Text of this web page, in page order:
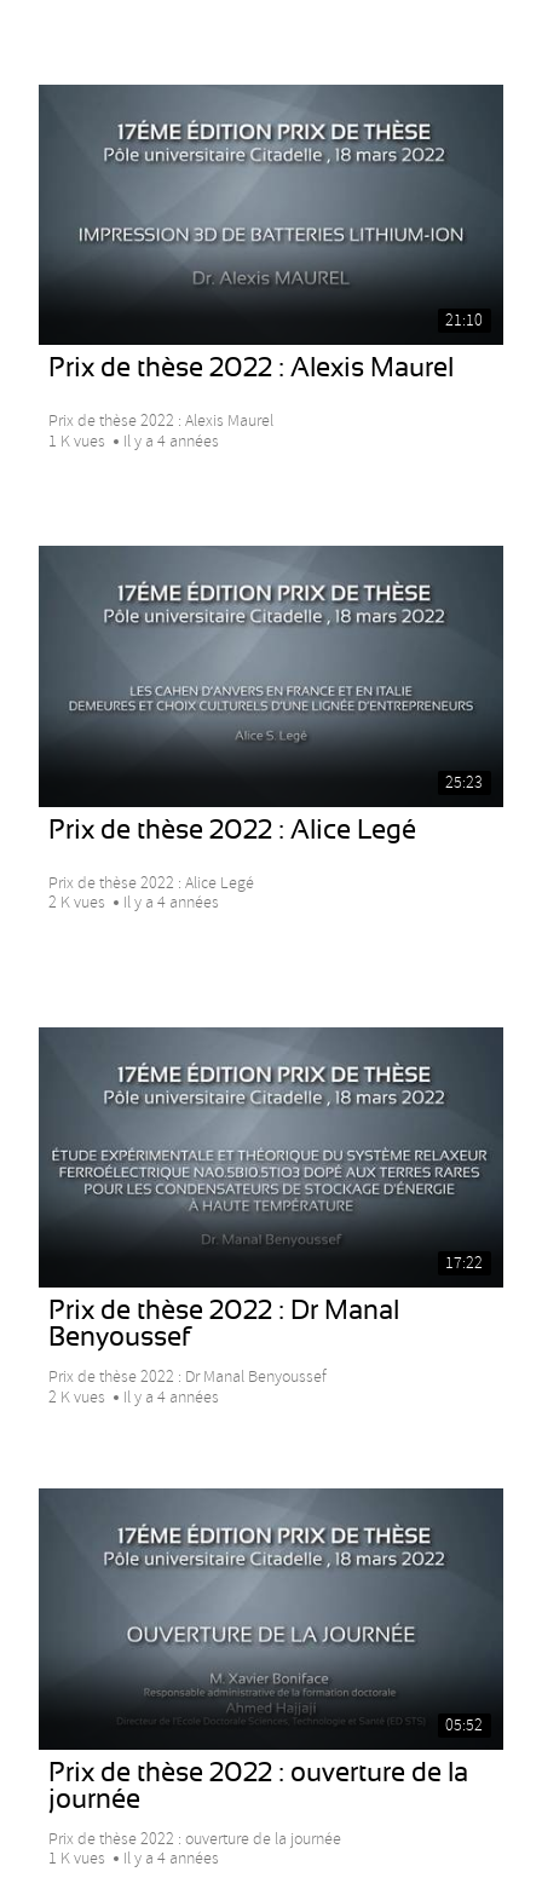
21:10
Prix de thèse 2022 : Alexis Maurel
Prix de thèse 2022 : Alexis Maurel
1 K vues
Il y a 4 années
25:23
Prix de thèse 2022 : Alice Legé
Prix de thèse 2022 : Alice Legé
2 K vues
Il y a 4 années
17:22
Prix de thèse 2022 : Dr Manal
Benyoussef
Prix de thèse 2022 : Dr Manal Benyoussef
2 K vues
Il y a 4 années
05:52
Prix de thèse 2022 : ouverture de la
journée
Prix de thèse 2022 : ouverture de la journée
1 K vues
Il y a 4 années